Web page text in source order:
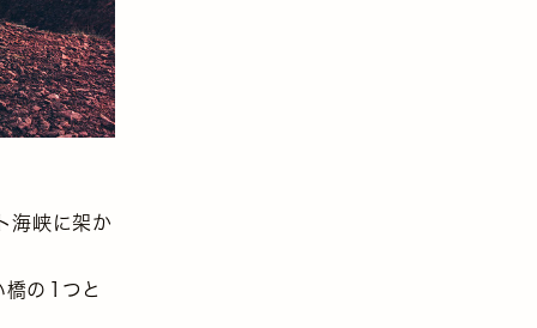
海峡に架か
の１つと